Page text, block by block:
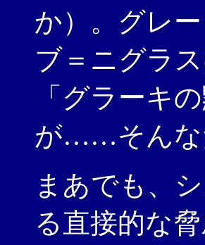
か）。グレ
ブ＝ニグラ
「グラーキ
が……そんな
まあでも、
る直接的な